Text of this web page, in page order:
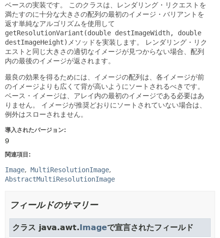
ベースの実装です。
このクラスは、レンダリング・リクエストを
満たすのに十分な大きさの配列の最初のイメージ・バリアントを
返す単純なアルゴリズムを使用して
getResolutionVariant(double destImageWidth, double
destImageHeight) メソッドを実装します。
レンダリング・リク
エストと同じ大きさの適切なイメージが見つからない場合、配列
内の最後のイメージが返されます。
最良の効果を得るためには、イメージの配列は、各イメージが前
のイメージよりも広くて背が高いようにソートされるべきです。
ベース・イメージは、アレイ内の最初のイメージである必要はあ
りません。
イメージが推奨どおりにソートされていない場合は、
例外はスローされません。
導入されたバージョン:
9
関連項目:
Image
MultiResolutionImage
AbstractMultiResolutionImage
フィールドのサマリー
クラス java.awt.Imageで宣言されたフィールド